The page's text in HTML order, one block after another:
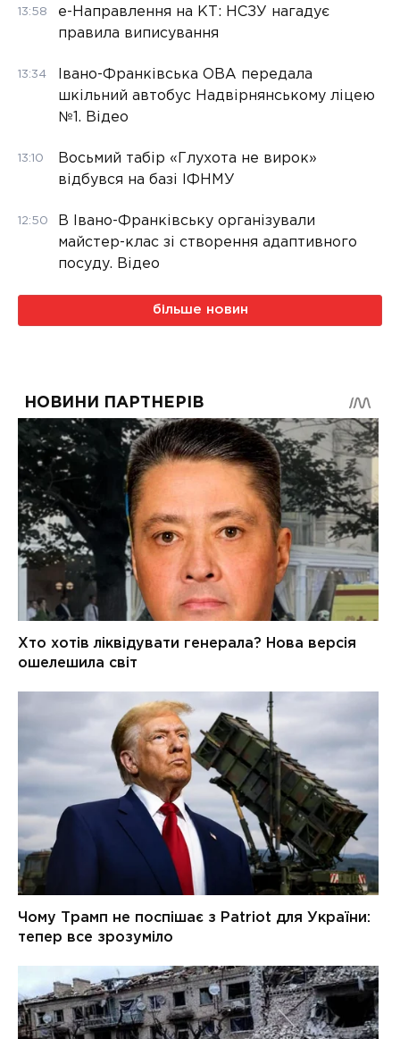
13:58
е-Направлення на КТ: НСЗУ нагадує
правила виписування
13:34
Івано-Франківська ОВА передала
шкільний автобус Надвірнянському ліцею
№1. Відео
13:10
Восьмий табір «Глухота не вирок»
відбувся на базі ІФНМУ
12:50
В Івано-Франківську організували
майстер-клас зі створення адаптивного
посуду. Відео
більше новин